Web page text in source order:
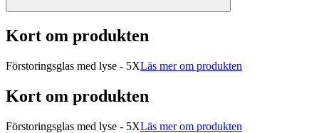
Kort om produkten
Förstoringsglas med lyse - 5XLäs mer om produkten
Kort om produkten
Förstoringsglas med lyse - 5XLäs mer om produkten